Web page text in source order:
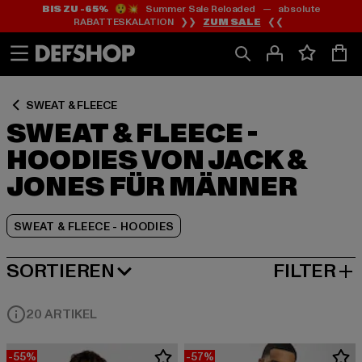
Zum
Inhalt
springen
Zum
Fußzeile
springen
BIS ZU -65%😲💥 Summer Sale Reloaded — absolute
RABATTESKALATION ❯❯ ZUM SALE ❮❮
SWEAT & FLEECE
SWEAT & FLEECE -
HOODIES VON JACK &
JONES FÜR MÄNNER
SWEAT & FLEECE - HOODIES
Zum
Produktraster
springen
SORTIEREN
BELIEBTESTE FILTER
20 ARTIKEL
-55% -57%